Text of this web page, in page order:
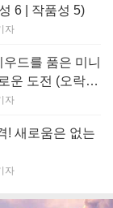
6 | 작품성 5)
자
드를 품은 미니
(오락성
자
! 새로움은 없는
자